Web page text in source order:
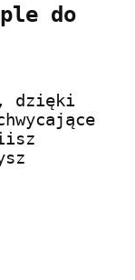
do
dzięki